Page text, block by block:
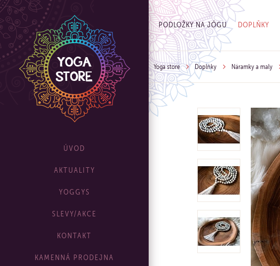
ÚVOD
AKTUALITY
YOGGYS
SLEVY/AKCE
KONTAKT
KAMENNÁ PRODEJNA
PODLOŽKY NA JÓGU DOPLŇKY
Yoga store Doplňky Náramky a maly